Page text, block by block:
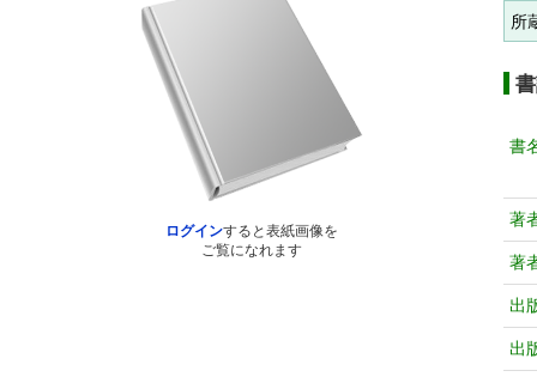
ログインすると表紙画像を
ご覧になれます
所
書
著
著
出
出